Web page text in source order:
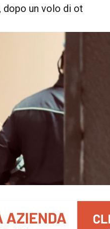
dopo un volo di ot